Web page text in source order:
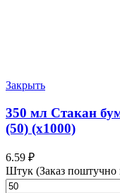
Закрыть
350 мл Стакан
(50) (х1000)
6.59 ₽
Штук (Заказ поштучно